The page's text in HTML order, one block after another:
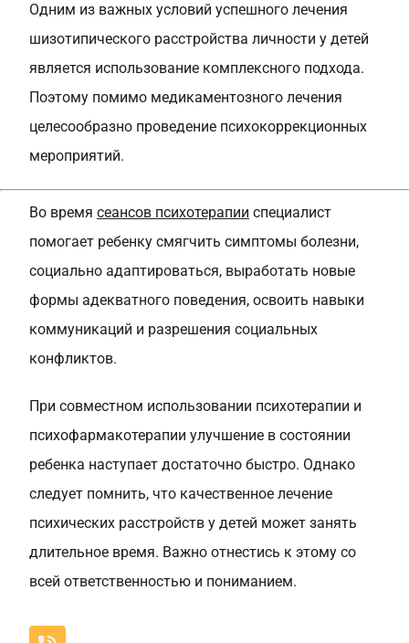
Одним из важных условий успешного лечения
шизотипического расстройства личности у детей
является использование комплексного подхода.
Поэтому помимо медикаментозного лечения
целесообразно проведение психокоррекционных
мероприятий.
Во время сеансов психотерапии специалист
помогает ребенку смягчить симптомы болезни,
социально адаптироваться, выработать новые
формы адекватного поведения, освоить навыки
коммуникаций и разрешения социальных
конфликтов.
При совместном использовании психотерапии и
психофармакотерапии улучшение в состоянии
ребенка наступает достаточно быстро. Однако
следует помнить, что качественное лечение
психических расстройств у детей может занять
длительное время. Важно отнестись к этому со
всей ответственностью и пониманием.